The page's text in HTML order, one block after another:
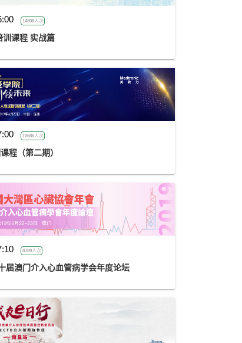
14808人次
课程 实战篇
10686人次
程（第二期）
8789人次
届澳门介入心血管病学会年度论坛